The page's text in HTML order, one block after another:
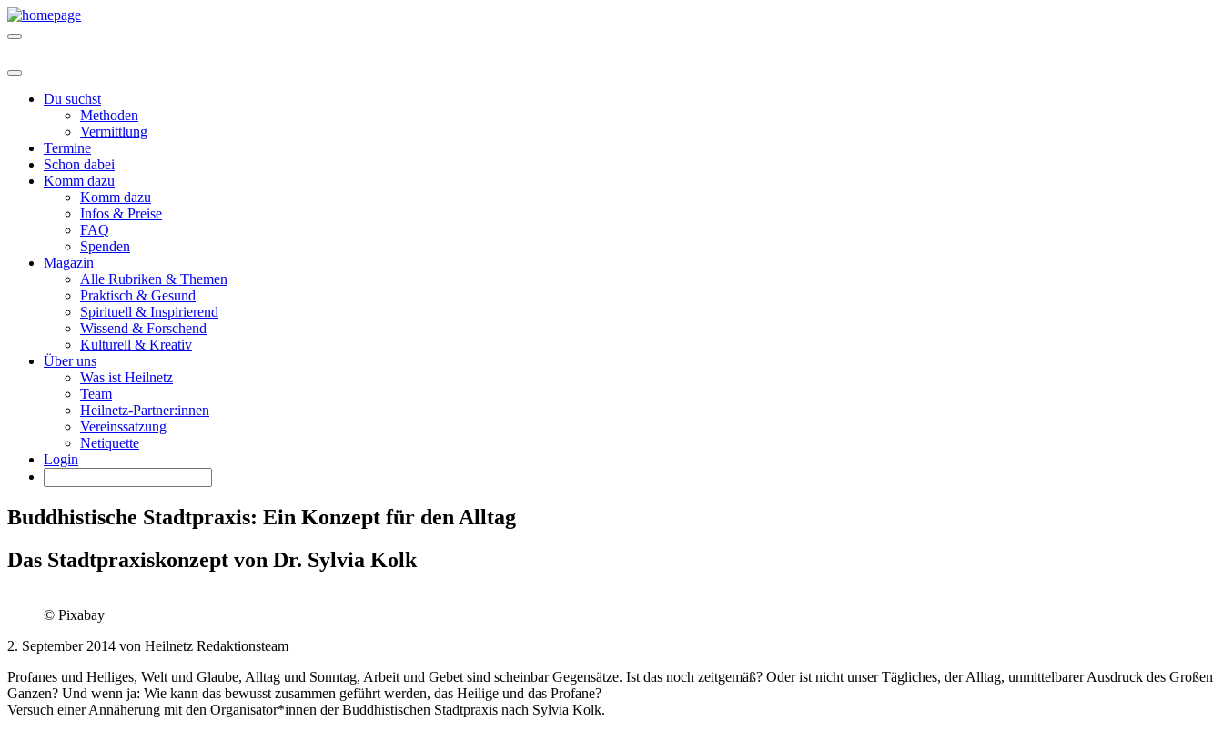
Du suchst
Methoden
Vermittlung
Termine
Schon dabei
Komm dazu
Komm dazu
Infos & Preise
FAQ
Spenden
Magazin
Alle Rubriken & Themen
Praktisch & Gesund
Spirituell & Inspirierend
Wissend & Forschend
Kulturell & Kreativ
Über uns
Was ist Heilnetz
Team
Heilnetz-Partner:innen
Vereinssatzung
Netiquette
Login
Buddhistische Stadtpraxis: Ein Konzept für den Alltag
Das Stadtpraxiskonzept von Dr. Sylvia Kolk
© Pixabay
2. September 2014 von Heilnetz Redaktionsteam
Profanes und Heiliges, Welt und Glaube, Alltag und Sonntag, Arbeit und Gebet sind scheinbar Gegensätze. Ist das noch zeitgemäß? Oder ist nicht unser Tägliches, der Alltag, unmittelbarer Ausdruck des Großen
Ganzen? Und wenn ja: Wie kann das bewusst zusammen geführt werden, das Heilige und das Profane?
Versuch einer Annäherung mit den Organisator*innen der Buddhistischen Stadtpraxis nach Sylvia Kolk.